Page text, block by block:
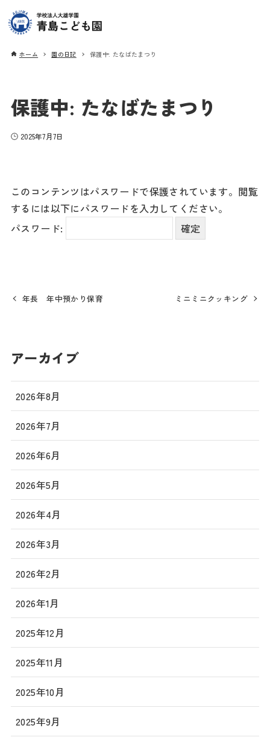
ホーム 園の日記 保護中: たなばたまつり
保護中: たなばたまつり
2025年7月7日
このコンテンツはパスワードで保護されています。閲覧
するには以下にパスワードを入力してください。
パスワード:
年長 年中預かり保育 ミニミニクッキング
アーカイブ
2026年8月
2026年7月
2026年6月
2026年5月
2026年4月
2026年3月
2026年2月
2026年1月
2025年12月
2025年11月
2025年10月
2025年9月